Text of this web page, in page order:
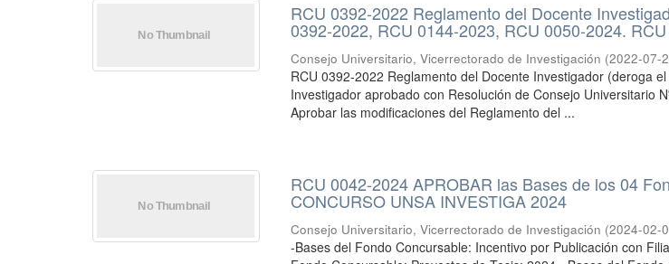
RCU 0392-2022 Reglamento del Docente
0392-2022, RCU 0144-2023, RCU 0050-2024.
Consejo Universitario, Vicerrectorado de Investigación (2022-07-
RCU 0392-2022 Reglamento del Docente Investigador (deroga
Investigador aprobado con Resolución de Consejo Universitario
Aprobar las modificaciones del Reglamento del ...
RCU 0042-2024 APROBAR las Bases de los 04
CONCURSO UNSA INVESTIGA 2024
Consejo Universitario, Vicerrectorado de Investigación (2024-02-
-Bases del Fondo Concursable: Incentivo por Publicación con